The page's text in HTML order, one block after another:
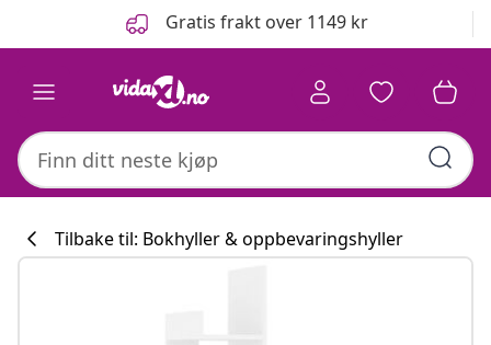
Gratis frakt over 1149 kr
Tilbake til: Bokhyller & oppbevaringshyller